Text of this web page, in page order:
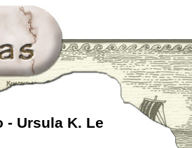
- Ursula K. Le